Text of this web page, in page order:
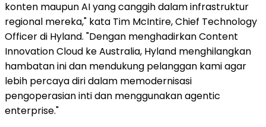
konten maupun AI yang canggih dalam infrastruktur
regional mereka," kata Tim McIntire, Chief Technology
Officer di Hyland. "Dengan menghadirkan Content
Innovation Cloud ke Australia, Hyland menghilangkan
hambatan ini dan mendukung pelanggan kami agar
lebih percaya diri dalam memodernisasi
pengoperasian inti dan menggunakan agentic
enterprise."